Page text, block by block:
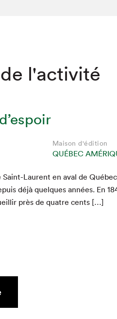
Que
l'activité
Maison d'édition
QUÉBEC
Lau­rent en aval de
déjà quelques années. En
près de qua­tre cents […]